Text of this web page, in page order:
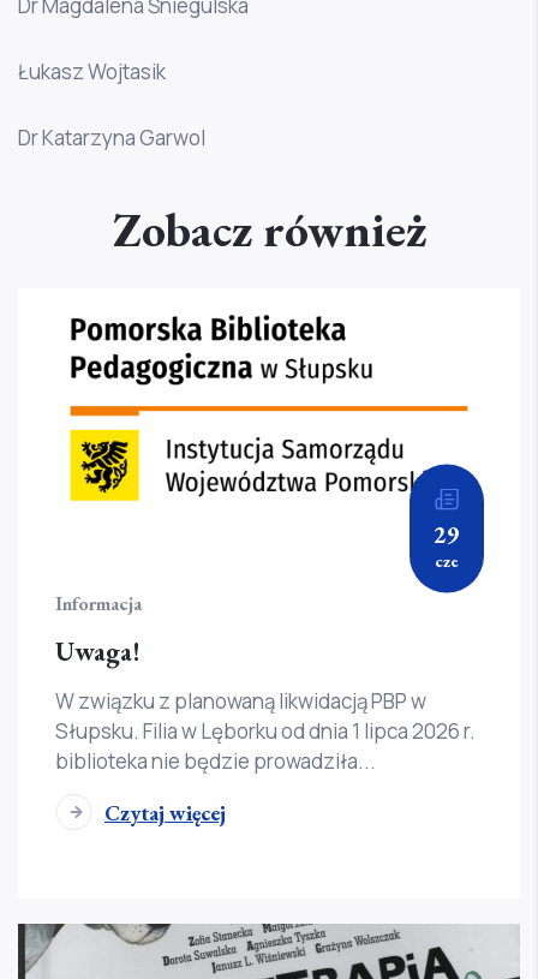
Łukasz Wojtasik
Dr Katarzyna Garwol
Zobacz również
29
cze
Informacja
Uwaga!
W związku z planowaną likwidacją PBP w
Słupsku. Filia w Lęborku od dnia 1 lipca 2026 r.
biblioteka nie będzie prowadziła...
Czytaj więcej